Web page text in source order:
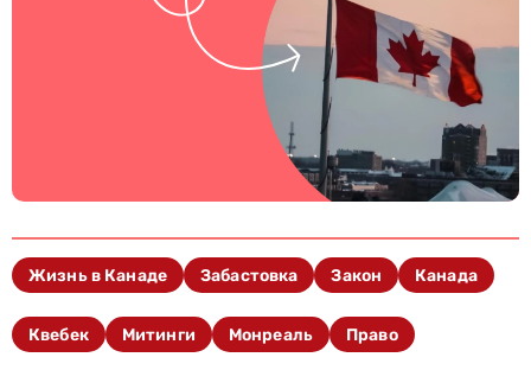
Жизнь в Канаде Забастовка Закон Канада
Квебек Митинги Монреаль Право